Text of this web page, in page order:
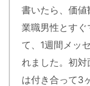
書いたら、価
業職男性とすぐ
て、1週間メッ
れました。初
は付き合って3